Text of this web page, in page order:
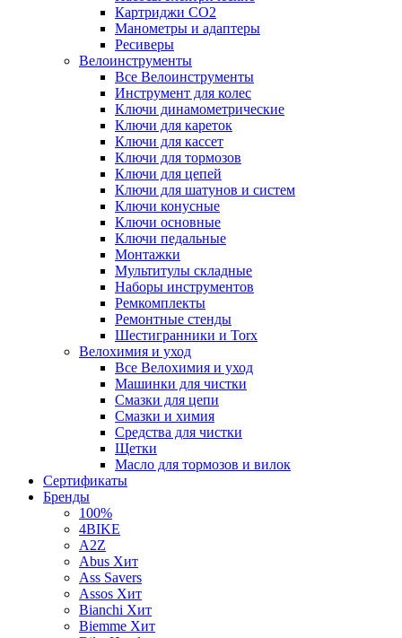
Картриджи CO2
Манометры и адаптеры
Ресиверы
Велоинструменты
Все Велоинструменты
Инструмент для колес
Ключи динамометрические
Ключи для кареток
Ключи для кассет
Ключи для тормозов
Ключи для цепей
Ключи для шатунов и систем
Ключи конусные
Ключи основные
Ключи педальные
Монтажки
Мультитулы складные
Наборы инструментов
Ремкомплекты
Ремонтные стенды
Шестигранники и Torx
Велохимия и уход
Все Велохимия и уход
Машинки для чистки
Смазки для цепи
Смазки и химия
Средства для чистки
Щетки
Масло для тормозов и вилок
Сертификаты
Бренды
100%
4BIKE
A2Z
Abus Хит
Ass Savers
Assos Хит
Bianchi Хит
Biemme Хит